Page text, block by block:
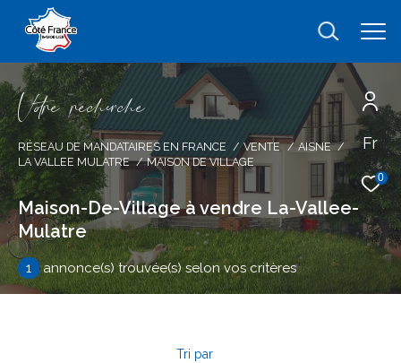
Fr
0
Vore recece
RÉSEAU DE MANDATAIRES EN FRANCE VENTE
AISNE
LA VALLEE MULATRE
MAISON DE VILLAGE
Maison-De-Village à vendre La-Vallee-
Mulatre
1 annonce(s) trouvée(s) selon vos critères
Tri par
Effectuer une recherche
et trouver le bien qui correspond à vos
critères
Type
d'offre
Vente